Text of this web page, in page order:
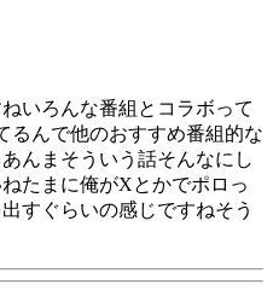
いろんな番組とコラボって
るんで他のおすすめ番組的な
んまそういう話そんなにし
たまに俺がXとかでポロっ
すぐらいの感じですねそう